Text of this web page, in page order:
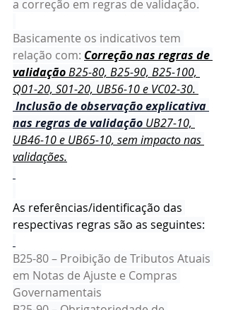
a correção em regras de validação.
Basicamente os indicativos tem
relação com: Correção nas regras de
validação B25-80, B25-90, B25-100,
Q01-20, S01-20, UB56-10 e VC02-30.
Inclusão de observação explicativa
nas regras de validação UB27-10,
UB46-10 e UB65-10, sem impacto nas
validações.
As referências/identificação das
respectivas regras são as seguintes:
B25-80 – Proibição de Tributos Atuais
em Notas de Ajuste e Compras
Governamentais